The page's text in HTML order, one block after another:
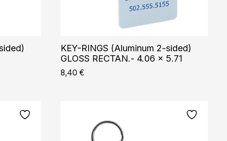
KEY-RINGS (Aluminum 2-sided)
GLOSS RECTAN.- 4.06 x 5.71
8,40 €